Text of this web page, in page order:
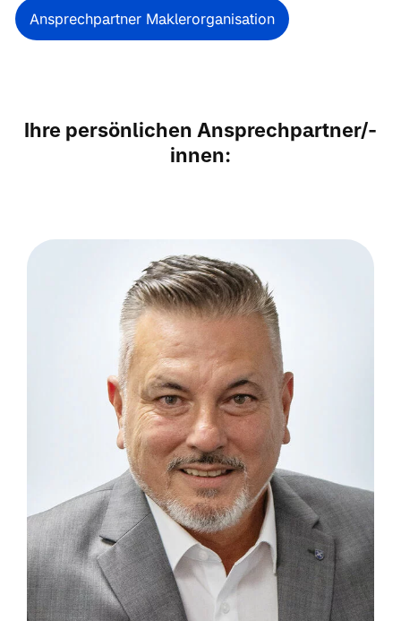
Ansprechpartner Maklerorganisation
Ihre persönlichen Ansprechpartner/-
innen: